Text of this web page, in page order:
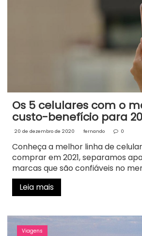
Os 5 celulares com o
custo-benefício para
20 de dezembro de 2020 fernando 0
Conheça a melhor linha de
comprar em 2021, separamos
marcas que são confiáveis no
Leia mais
Viagens